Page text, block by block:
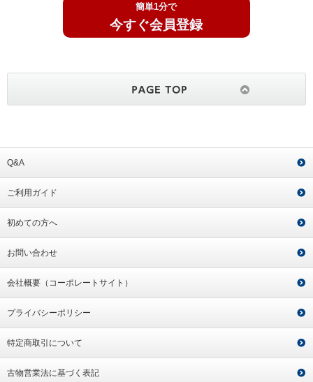
簡単1分で
今すぐ会員登録
Q&A
ご利用ガイド
初めての方へ
お問い合わせ
会社概要（コーポレートサイト）
プライバシーポリシー
特定商取引について
古物営業法に基づく表記